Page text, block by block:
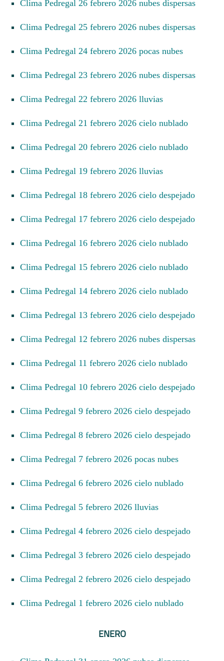
Clima Pedregal 26 febrero 2026 nubes dispersas
Clima Pedregal 25 febrero 2026 nubes dispersas
Clima Pedregal 24 febrero 2026 pocas nubes
Clima Pedregal 23 febrero 2026 nubes dispersas
Clima Pedregal 22 febrero 2026 lluvias
Clima Pedregal 21 febrero 2026 cielo nublado
Clima Pedregal 20 febrero 2026 cielo nublado
Clima Pedregal 19 febrero 2026 lluvias
Clima Pedregal 18 febrero 2026 cielo despejado
Clima Pedregal 17 febrero 2026 cielo despejado
Clima Pedregal 16 febrero 2026 cielo nublado
Clima Pedregal 15 febrero 2026 cielo nublado
Clima Pedregal 14 febrero 2026 cielo nublado
Clima Pedregal 13 febrero 2026 cielo despejado
Clima Pedregal 12 febrero 2026 nubes dispersas
Clima Pedregal 11 febrero 2026 cielo nublado
Clima Pedregal 10 febrero 2026 cielo despejado
Clima Pedregal 9 febrero 2026 cielo despejado
Clima Pedregal 8 febrero 2026 cielo despejado
Clima Pedregal 7 febrero 2026 pocas nubes
Clima Pedregal 6 febrero 2026 cielo nublado
Clima Pedregal 5 febrero 2026 lluvias
Clima Pedregal 4 febrero 2026 cielo despejado
Clima Pedregal 3 febrero 2026 cielo despejado
Clima Pedregal 2 febrero 2026 cielo despejado
Clima Pedregal 1 febrero 2026 cielo nublado
ENERO